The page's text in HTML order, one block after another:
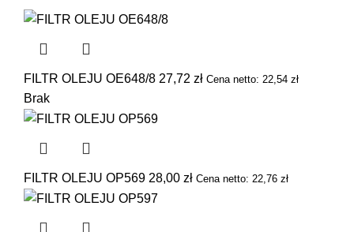
FILTR OLEJU OE648/8 27,72 zł Cena netto: 22,54 zł
Brak
FILTR OLEJU OP569 28,00 zł Cena netto: 22,76 zł